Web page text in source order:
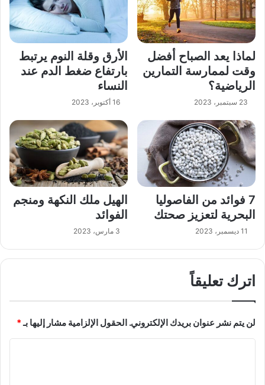
لماذا يعد الصباح أفضل
وقت لممارسة التمارين
الرياضية؟
23 سبتمبر، 2023
الأرق وقلة النوم يرتبط
بارتفاع ضغط الدم عند
النساء
16 أكتوبر، 2023
7 فوائد من الفاصوليا
البحرية لتعزيز صحتك
11 ديسمبر، 2023
الهيل ملك النكهة ومنجم
الفوائد
3 مارس، 2023
اترك تعليقاً
لن يتم نشر عنوان بريدك الإلكتروني. الحقول الإلزامية مشار إليها بـ*